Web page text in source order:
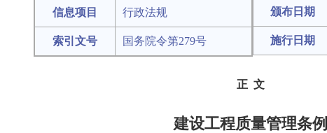
信息项目 行政法规
索引文号 国务院令第279号
颁布日期
施行日期
正 文
建设工程质量管理条例